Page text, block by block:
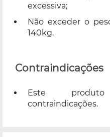
excessiva;
Não exceder o
140kg.
Contraindicações
Este
contraindicações.